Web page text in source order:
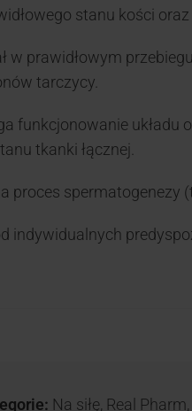
stanu kości
w prawidłowym
tarczycy.
funkcjonowanie układu
tkanki łącznej.
proces spermatogenezy
indywidualnych
Na siłę, Real Pharm,